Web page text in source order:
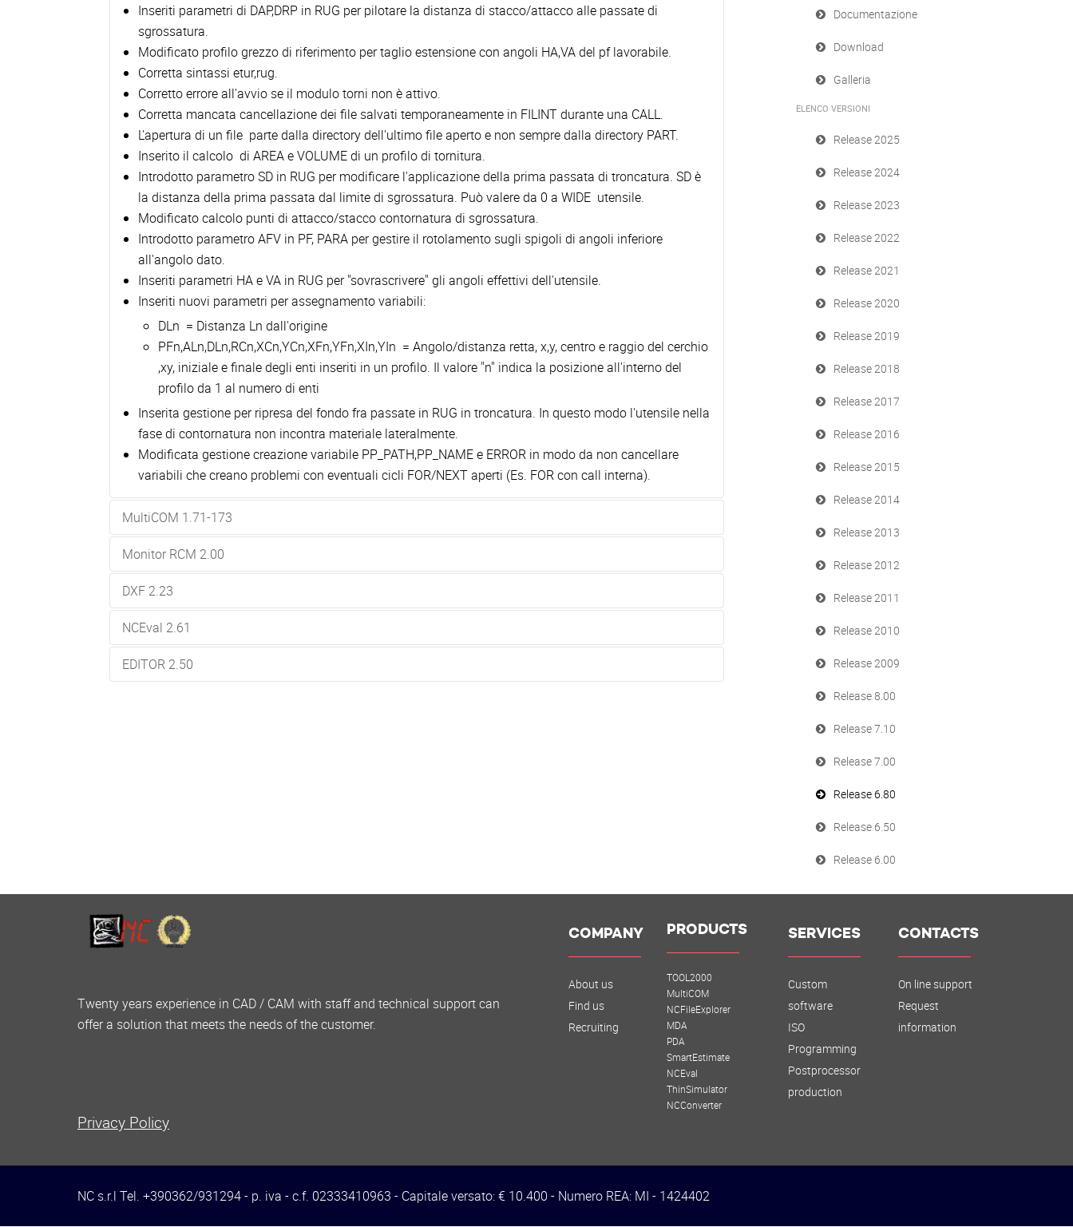
Inseriti parametri di DAP,DRP in RUG per pilotare la distanza di stacco/attacco alle passate di
sgrossatura.
Modificato profilo grezzo di riferimento per taglio estensione con angoli HA,VA del pf lavorabile.
Corretta sintassi etur,rug.
Corretto errore all'avvio se il modulo torni non è attivo.
Corretta mancata cancellazione dei file salvati temporaneamente in FILINT durante una CALL.
L'apertura di un file parte dalla directory dell'ultimo file aperto e non sempre dalla directory PART.
Inserito il calcolo di AREA e VOLUME di un profilo di tornitura.
Introdotto parametro SD in RUG per modificare l'applicazione della prima passata di troncatura. SD è
la distanza della prima passata dal limite di sgrossatura. Può valere da 0 a WIDE utensile.
Modificato calcolo punti di attacco/stacco contornatura di sgrossatura.
Introdotto parametro AFV in PF, PARA per gestire il rotolamento sugli spigoli di angoli inferiore
all'angolo dato.
Inseriti parametri HA e VA in RUG per "sovrascrivere" gli angoli effettivi dell'utensile.
Inseriti nuovi parametri per assegnamento variabili:
DLn = Distanza Ln dall'origine
PFn,ALn,DLn,RCn,XCn,YCn,XFn,YFn,XIn,YIn = Angolo/distanza retta, x,y, centro e raggio del cerchio
,xy, iniziale e finale degli enti inseriti in un profilo. Il valore "n" indica la posizione all'interno del
profilo da 1 al numero di enti
Inserita gestione per ripresa del fondo fra passate in RUG in troncatura. In questo modo l'utensile nella
fase di contornatura non incontra materiale lateralmente.
Modificata gestione creazione variabile PP_PATH,PP_NAME e ERROR in modo da non cancellare
variabili che creano problemi con eventuali cicli FOR/NEXT aperti (Es. FOR con call interna).
MultiCOM 1.71-173
Vedi dettagli.
Monitor RCM 2.00
Gestisce l'input da console per acquisizione dati.
Configurazione server per acquisizione dati.
DXF 2.23
Inseriti identificatori di partenza degli enti.
Supporto chiave USB.
NCEval 2.61
Vedi dettagli.
EDITOR 2.50
Modificata stampa: vengono scartati eventuali CR aggiuntivi a fine linea./li>
Inserito flag "Controllo sintattico accurato".
Migliorata gestione della rinumerazione: modificata definizione automatica canali.
Gestione del prefisso nullo anche in combinazione di blocchi barrati.
Inserita la funzione di " Ricerca stringa nei Files" che permette di cercare stringhe su disco a partire da
una directory con opzione di scansione della sottodirectory e controllo maiuscole/minuscole.
Documentazione
Download
Galleria
ELENCO VERSIONI
Release 2025
Release 2024
Release 2023
Release 2022
Release 2021
Release 2020
Release 2019
Release 2018
Release 2017
Release 2016
Release 2015
Release 2014
Release 2013
Release 2012
Release 2011
Release 2010
Release 2009
Release 8.00
Release 7.10
Release 7.00
Release 6.80
Release 6.50
Release 6.00
Twenty years experience in CAD / CAM with staff and technical support can
offer a solution that meets the needs of the customer.
Privacy Policy
COMPANY
About us
Find us
Recruiting
PRODUCTS
TOOL2000
MultiCOM
NCFileExplorer
MDA
PDA
SmartEstimate
NCEval
ThinSimulator
NCConverter
SERVICES
Custom
software
ISO
Programming
Postprocessor
production
CONTACTS
On line support
Request
information
NC s.r.l Tel. +390362/931294 - p. iva - c.f. 02333410963 - Capitale versato: € 10.400 - Numero REA: MI - 1424402